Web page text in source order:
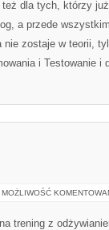
dla tych, którzy
a przede
zostaje w teorii,
i Testowanie i
MOŻLIWOŚĆ
trening z